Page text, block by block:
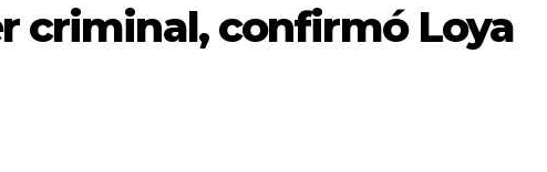
criminal, confirmó Loya